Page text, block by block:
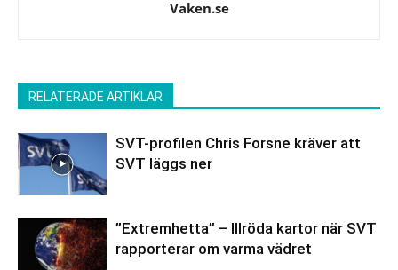
Vaken.se
RELATERADE ARTIKLAR
SVT-profilen Chris Forsne kräver att
SVT läggs ner
”Extremhetta” – Illröda kartor när SVT
rapporterar om varma vädret